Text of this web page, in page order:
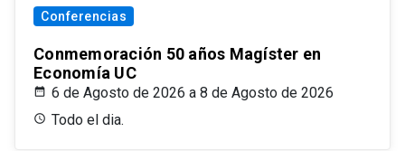
Conferencias
Conmemoración 50 años Magíster en
Economía UC
6 de Agosto de 2026 a 8 de Agosto de 2026
Todo el dia.